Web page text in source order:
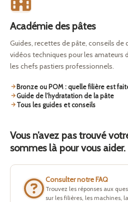
Académie des pâtes
Guides, recettes de pâte, conseils de
vidéos techniques pour les amateurs
les chefs pastiers professionnels.
Bronze ou POM : quelle filière est
Guide de l’hydratation de la pâte
Tous les guides et conseils
Vous n’avez pas trouvé
sommes là pour vous aider.
Consulter notre FAQ
Trouvez les réponses aux
sur les filières, les machines,